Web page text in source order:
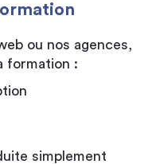
ou nos agences,
formation :
simplement